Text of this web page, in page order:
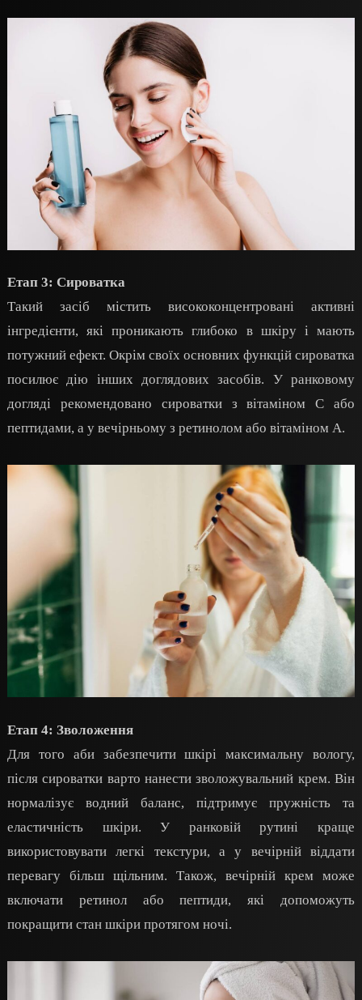
Етап 3: Сироватка
Такий засіб містить висококонцентровані активні
інгредієнти, які проникають глибоко в шкіру і мають
потужний ефект. Окрім своїх основних функцій сироватка
посилює дію інших доглядових засобів. У ранковому
догляді рекомендовано сироватки з вітаміном С або
пептидами, а у вечірньому з ретинолом або вітаміном А.
Етап 4: Зволоження
Для того аби забезпечити шкірі максимальну вологу,
після сироватки варто нанести зволожувальний крем. Він
нормалізує водний баланс, підтримує пружність та
еластичність шкіри. У ранковій рутині краще
використовувати легкі текстури, а у вечірній віддати
перевагу більш щільним. Також, вечірній крем може
включати ретинол або пептиди, які допоможуть
покращити стан шкіри протягом ночі.